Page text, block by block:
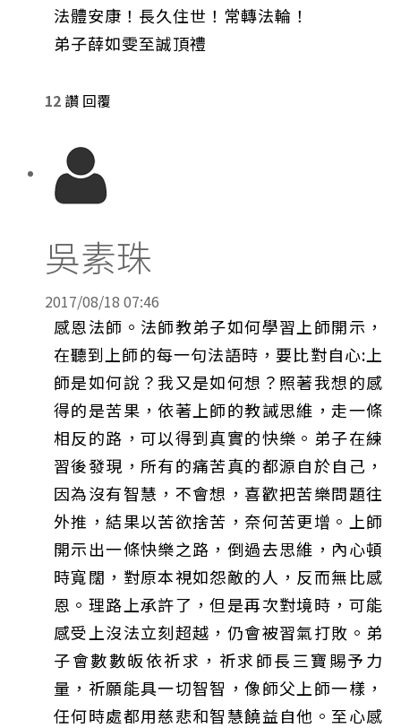
法體安康！長久住世！常轉法輪！
弟子薛如雯至誠頂禮
12 讚 回覆
吳素珠
2017/08/18 07:46
感恩法師。法師教弟子如何學習上師開示，
在聽到上師的每一句法語時，要比對自心:上
師是如何說？我又是如何想？照著我想的感
得的是苦果，依著上師的教誡思維，走一條
相反的路，可以得到真實的快樂。弟子在練
習後發現，所有的痛苦真的都源自於自己，
因為沒有智慧，不會想，喜歡把苦樂問題往
外推，結果以苦欲捨苦，奈何苦更增。上師
開示出一條快樂之路，倒過去思維，內心頓
時寬闊，對原本視如怨敵的人，反而無比感
恩。理路上承許了，但是再次對境時，可能
感受上沒法立刻超越，仍會被習氣打敗。弟
子會數數皈依祈求，祈求師長三寶賜予力
量，祈願能具一切智智，像師父上師一樣，
任何時處都用慈悲和智慧饒益自他。至心感